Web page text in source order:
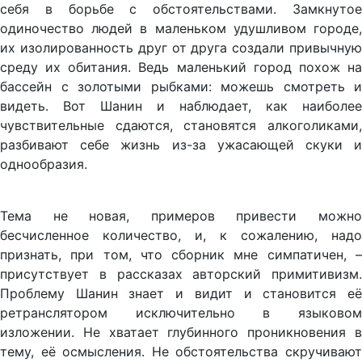
себя в борьбе с обстоятельствами. Замкнутое
одиночество людей в маленьком удушливом городе,
их изолированность друг от друга создали привычную
среду их обитания. Ведь маленький город похож на
бассейн с золотыми рыбками: можешь смотреть и
видеть. Вот Шанин и наблюдает, как наиболее
чувствительные сдаются, становятся алкоголиками,
разбивают себе жизнь из-за ужасающей скуки и
однообразия.
Тема не новая, примеров привести можно
бесчисленное количество, и, к сожалению, надо
признать, при том, что сборник мне симпатичен, –
присутствует в рассказах авторский примитивизм.
Проблему Шанин знает и видит и становится её
ретранслятором исключительно в языковом
изложении. Не хватает глубинного проникновения в
тему, её осмысления. Не обстоятельства скручивают